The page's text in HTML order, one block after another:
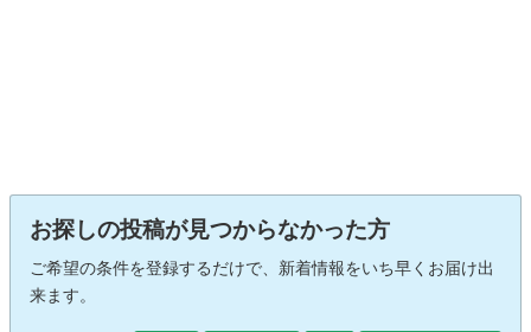
お探しの投稿が見つからなかった方
ご希望の条件を登録するだけで、新着情報をいち早くお届け出
来ます。